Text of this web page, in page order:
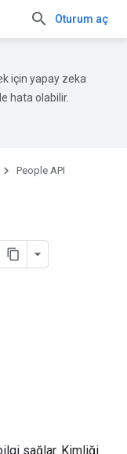
Oturum aç
için yapay zeka
hata olabilir.
People API
sağlar. Kimliği